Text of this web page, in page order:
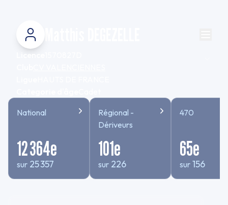
National
12 364e
sur 25 357
Régional -
Dériveurs
101e
sur 226
470
65e
sur 156